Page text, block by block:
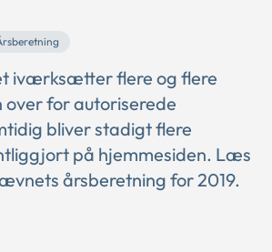
iværksætter flere og flere
for autoriserede
bliver stadigt flere
på hjemmesiden. Læs
årsberetning for 2019.